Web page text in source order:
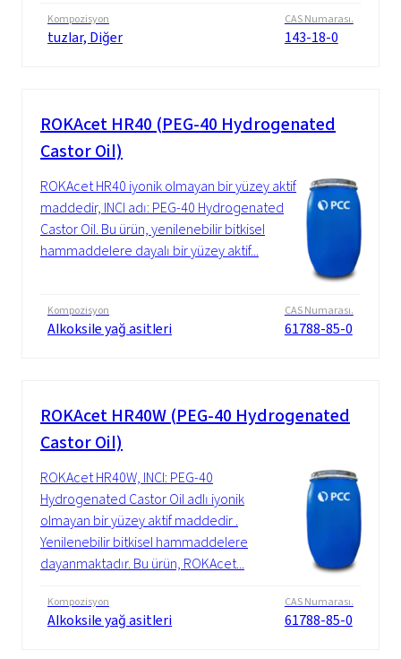
Kompozisyon
tuzlar, Diğer
CAS Numarası.
143-18-0
ROKAcet HR40 (PEG-40 Hydrogenated
Castor Oil)
ROKAcet HR40 iyonik olmayan bir yüzey aktif
maddedir, INCI adı: PEG-40 Hydrogenated
Castor Oil. Bu ürün, yenilenebilir bitkisel
hammaddelere dayalı bir yüzey aktif...
Kompozisyon
Alkoksile yağ asitleri
CAS Numarası.
61788-85-0
ROKAcet HR40W (PEG-40 Hydrogenated
Castor Oil)
ROKAcet HR40W, INCI: PEG-40
Hydrogenated Castor Oil adlı iyonik
olmayan bir yüzey aktif maddedir .
Yenilenebilir bitkisel hammaddelere
dayanmaktadır. Bu ürün, ROKAcet...
Kompozisyon
Alkoksile yağ asitleri
CAS Numarası.
61788-85-0